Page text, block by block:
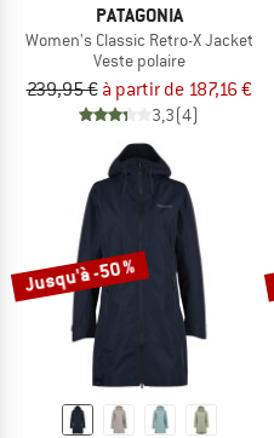
PATAGONIA
Women's Classic Retro-X Jacket
Veste polaire
239,95 € à partir de 187,16 €
3,3(4)
Jusqu'à -50 %